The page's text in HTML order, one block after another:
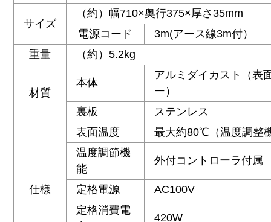
サイズ
（約）幅710×奥行375×厚さ35mm
電源コード
3m(アース線3m付）
重量
（約）5.2kg
材質
本体
アルミダイカスト（表
ー）
裏板
ステンレス
仕様
表面温度
最大約80℃（温度調整
温度調節機
能
外付コントローラ付属
定格電源
AC100V
定格消費電
420W